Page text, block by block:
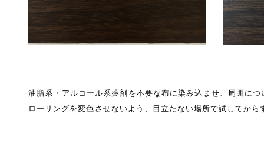
油脂系・アルコール系薬剤を不要な布に染み込ませ、周囲に
ローリングを変色させないよう、目立たない場所で試してから